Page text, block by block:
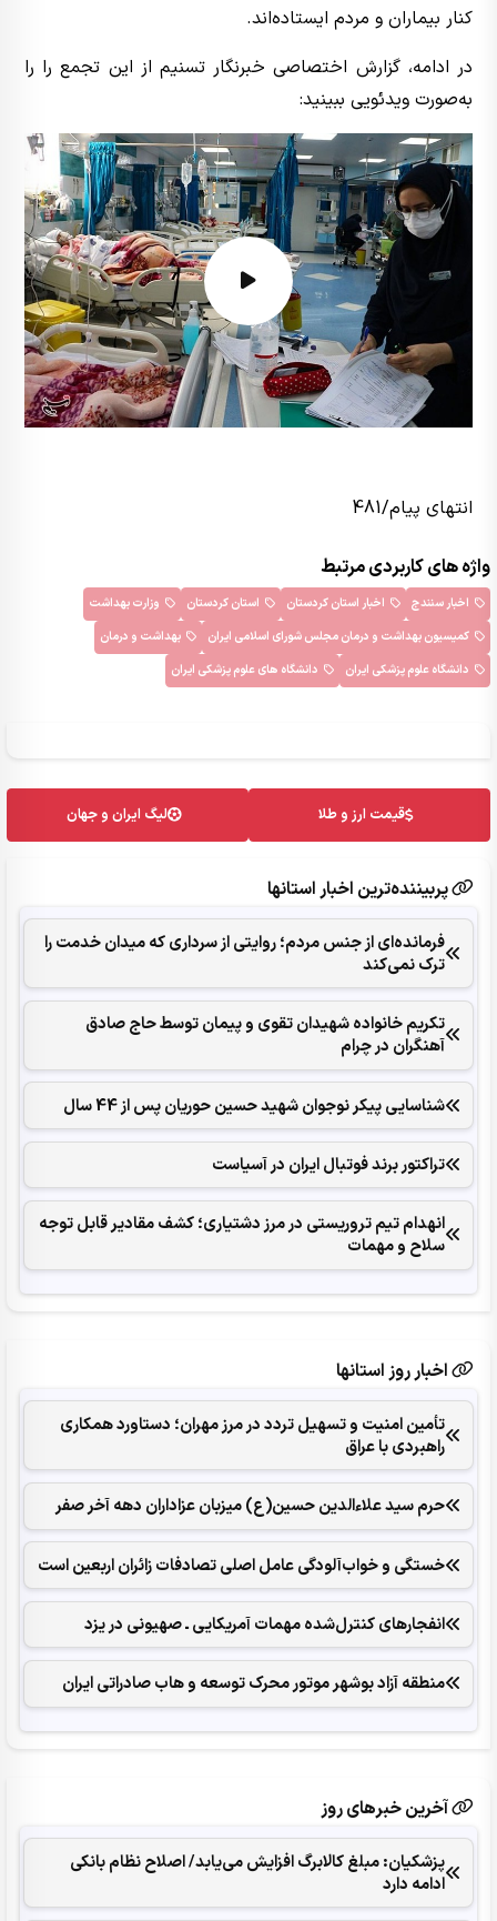
کنار بیماران و مردم ایستاده‌اند.
در ادامه، گزارش اختصاصی خبرنگار تسنیم از این تجمع را را
به‌صورت ویدئویی ببینید:
انتهای پیام/481
واژه های کاربردی مرتبط
اخبار سنندج اخبار استان کردستان استان کردستان
وزارت بهداشت
کمیسیون بهداشت و درمان مجلس شورای اسلامی ایران
بهداشت و درمان
دانشگاه علوم پزشکی ایران
دانشگاه های علوم پزشکی ایران
قیمت ارز و طلا لیگ ایران و جهان
پربیننده‌ترین اخبار استانها
فرمانده‌ای از جنس مردم؛ روایتی از سرداری که میدان خدمت را
ترک نمی‌کند
تکریم خانواده شهیدان تقوی و پیمان توسط حاج صادق
آهنگران در چرام
شناسایی پیکر نوجوان شهید حسین حوریان پس از 44 سال
تراکتور برند فوتبال ایران در آسیاست
انهدام تیم تروریستی در مرز دشتیاری؛ کشف مقادیر قابل توجه
سلاح و مهمات
اخبار روز استانها
تأمین امنیت و تسهیل تردد در مرز مهران؛ دستاورد همکاری‌
راهبردی با عراق
حرم سید علاءالدین حسین(ع) میزبان عزاداران دهه آخر صفر
خستگی و خواب‌آلودگی عامل اصلی تصادفات زائران اربعین است
انفجارهای ‌کنترل‌شده ‌مهمات آمریکایی ـ صهیونی در یزد
منطقه آزاد بوشهر موتور محرک توسعه و هاب صادراتی ایران
آخرین خبرهای روز
پزشکیان: مبلغ کالابرگ افزایش می‌یابد/ اصلاح نظام بانکی
ادامه دارد